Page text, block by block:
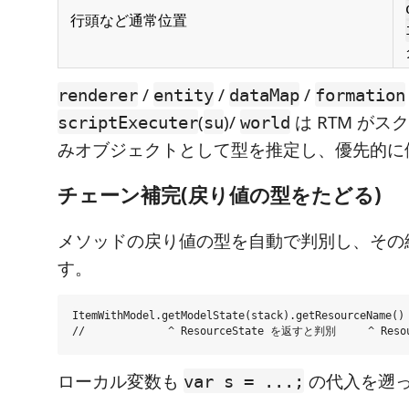
行頭など通常位置
renderer / entity / dataMap / formation
scriptExecuter(su)/ world は RTM がス
みオブジェクトとして型を推定し、優先的
チェーン補完(戻り値の型をたどる)
メソッドの戻り値の型を自動で判別し、そ
す。
ItemWithModel.getModelState(stack).getResourceName()
ローカル変数も var s = ...; の代入を遡